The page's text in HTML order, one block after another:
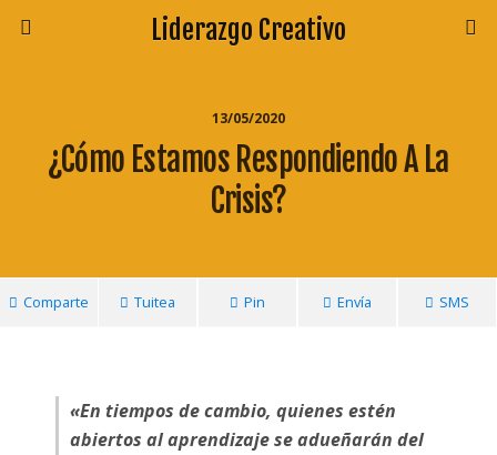
Liderazgo Creativo
13/05/2020
¿Cómo Estamos Respondiendo A La
Crisis?
Comparte Tuitea Pin Envía SMS
«En tiempos de cambio, quienes estén
abiertos al aprendizaje se adueñarán del